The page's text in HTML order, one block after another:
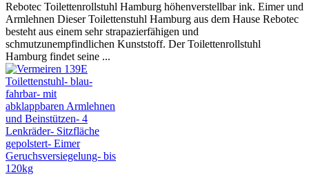
Rebotec Toilettenrollstuhl Hamburg höhenverstellbar ink. Eimer und
Armlehnen Dieser Toilettenstuhl Hamburg aus dem Hause Rebotec
besteht aus einem sehr strapazierfähigen und
schmutzunempfindlichen Kunststoff. Der Toilettenrollstuhl
Hamburg findet seine ...